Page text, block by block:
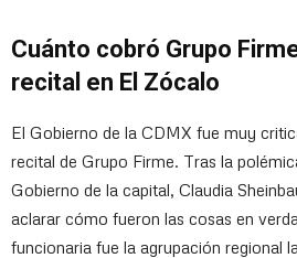
Cuánto cobró Grupo
recital en El Zócalo
El Gobierno de la CDMX fue muy
recital de Grupo Firme. Tras la
Gobierno de la capital, Claudia
aclarar cómo fueron las cosas en
funcionaria fue la agrupación regional